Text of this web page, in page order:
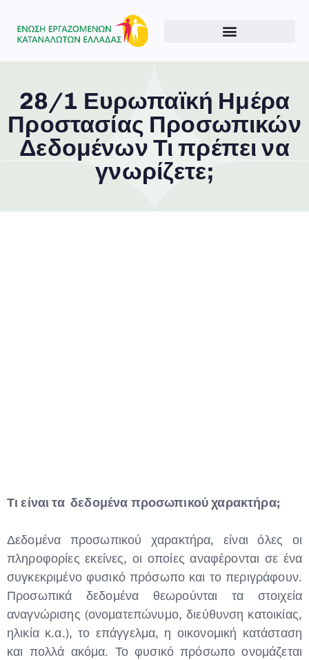
28/1 Ευρωπαϊκή Ημέρα
Προστασίας Προσωπικών
Δεδομένων Τι πρέπει να
γνωρίζετε;
Τι είναι τα δεδομένα προσωπικού χαρακτήρα;
Δεδομένα προσωπικού χαρακτήρα, είναι όλες οι
πληροφορίες εκείνες, οι οποίες αναφέρονται σε ένα
συγκεκριμένο φυσικό πρόσωπο και το περιγράφουν.
Προσωπικά δεδομένα θεωρούνται τα στοιχεία
αναγνώρισης (ονοματεπώνυμο, διεύθυνση κατοικίας,
ηλικία κ.α.), το επάγγελμα, η οικονομική κατάσταση
και πολλά ακόμα. Το φυσικό πρόσωπο ονομάζεται